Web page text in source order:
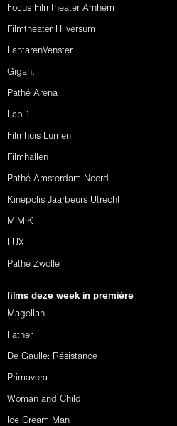
Focus Filmtheater Arnhem
Filmtheater Hilversum
LantarenVenster
Gigant
Pathé Arena
Lab-1
Filmhuis Lumen
Filmhallen
Pathé Amsterdam Noord
Kinepolis Jaarbeurs Utrecht
MIMIK
LUX
Pathé Zwolle
films deze week in première
Magellan
Father
De Gaulle: Résistance
Primavera
Woman and Child
Ice Cream Man